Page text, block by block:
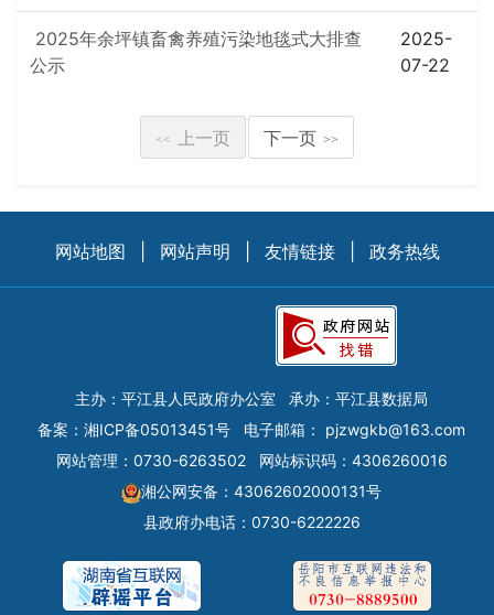
2025年余坪镇畜禽养殖污染地毯式大排查
公示
2025-
07-22
<< 上一页 下一页 >>
网站地图 网站声明 友情链接 政务热线
主办：平江县人民政府办公室
承办：平江县数据局
备案： 湘ICP备05013451号 电子邮箱： pjzwgkb@163.com
网站管理：0730-6263502
网站标识码：4306260016
湘公网安备：43062602000131号
县政府办电话：0730-6222226